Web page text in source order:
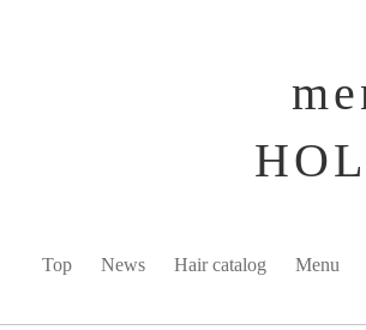
Top News Hair catalog Menu